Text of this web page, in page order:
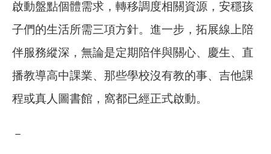
啟動盤點個體需求，轉移調度相關資源，安穩孩
子們的生活所需三項方針。進一步，拓展線上陪
伴服務縱深，無論是定期陪伴與關心、慶生、直
播教導高中課業、那些學校沒有教的事、吉他課
程或真人圖書館，窩都已經正式啟動。
－